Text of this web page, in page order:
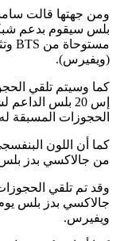
ومن جهتها قالت
بلس سيقوم بدعم
مستوحاة من BTS
(ويفيرس).
كما وسيتم تلقي
إس 20 بلس الداعم لشبكة
الحجوزات المسبقة له بداية من
كما أن اللون
من جالاكسي بدز
وقد تم تلقي
جالاكسي بدز بلس
ويفيرس.